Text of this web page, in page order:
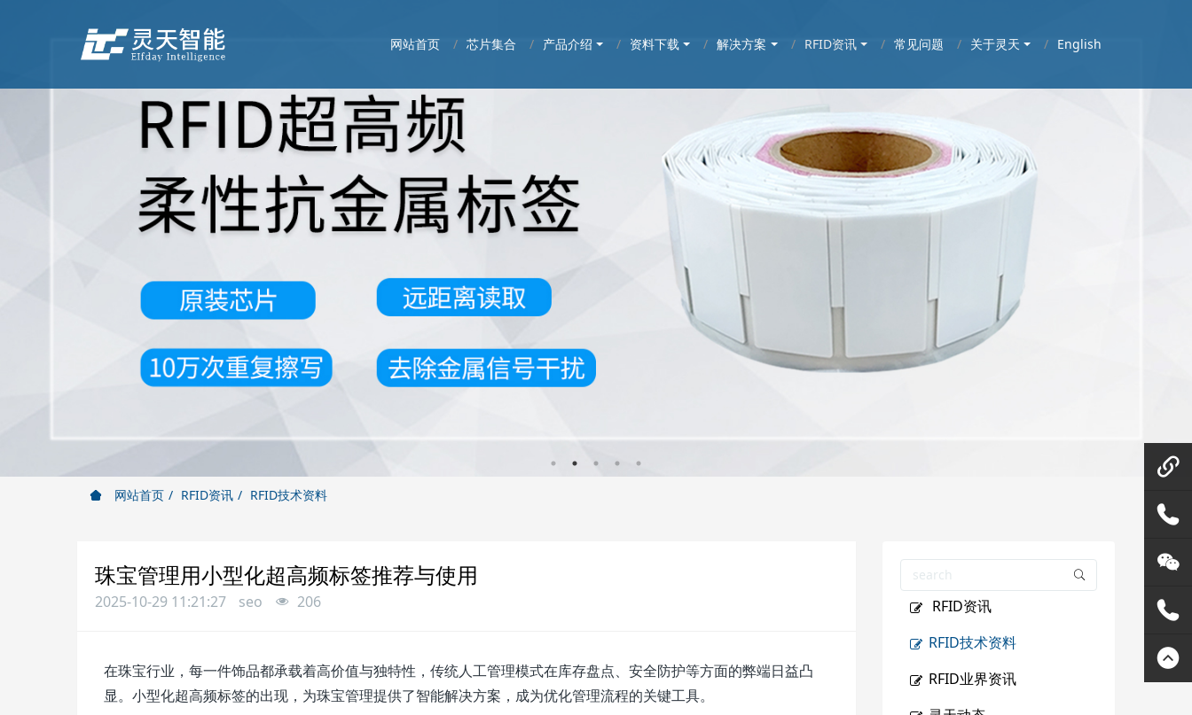
网站首页 芯片集合 产品介绍 资料下载 解决方案 RFID资讯 常见问题 关于灵天 English
网站首页 RFID资讯 RFID技术资料
珠宝管理用小型化超高频标签推荐与使用
2025-10-29 11:21:27 seo 206
在珠宝行业，每一件饰品都承载着高价值与独特性，传统人工管理模式在库存盘点、安全防护等方面的弊端日益凸
显。小型化超高频标签的出现，为珠宝管理提供了智能解决方案，成为优化管理流程的关键工具。
RFID资讯
RFID技术资料
RFID业界资讯
微信在
线咨询
158144
80455
灵天公
众号
400807